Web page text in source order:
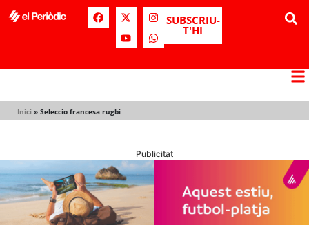
SUBSCRIU-
T'HI
Inici » Seleccio francesa rugbi
Publicitat